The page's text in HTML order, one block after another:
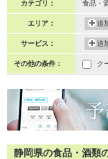
カテゴリ： 食品・
エリア： 追
サービス： 追
その他の条件： ク
静岡県の食品・酒類